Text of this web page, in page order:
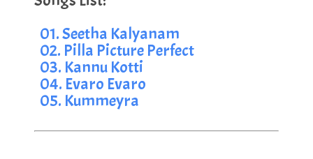
01. Seetha Kalyanam
02. Pilla Picture Perfect
03. Kannu Kotti
04. Evaro Evaro
05. Kummeyra